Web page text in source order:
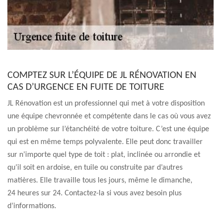
COMPTEZ SUR L’ÉQUIPE DE JL RÉNOVATION EN
CAS D’URGENCE EN FUITE DE TOITURE
JL Rénovation est un professionnel qui met à votre disposition
une équipe chevronnée et compétente dans le cas où vous avez
un problème sur l’étanchéité de votre toiture. C’est une équipe
qui est en même temps polyvalente. Elle peut donc travailler
sur n’importe quel type de toit : plat, inclinée ou arrondie et
qu’il soit en ardoise, en tuile ou construite par d’autres
matières. Elle travaille tous les jours, même le dimanche,
24 heures sur 24. Contactez-la si vous avez besoin plus
d’informations.